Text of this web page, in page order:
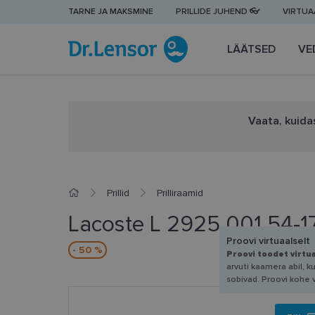
TARNE JA MAKSMINE PRILLIDE JUHEND 👓
LÄÄTSED
Vaata,
Prillid Prilliraamid
Lacoste L 2925 001 54-
- 50 %
Proovi virtuaalselt
Proovi toodet
arvuti kaamera abil,
sobivad. Proovi